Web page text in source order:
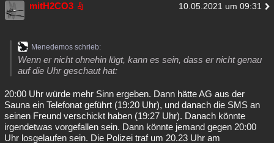
mitH2CO3 10.05.2021 um 09:31
Menedemos schrieb:
Wenn er nicht ohnehin lügt, kann es sein, dass er nicht genau
auf die Uhr geschaut hat:
20:00 Uhr würde mehr Sinn ergeben. Dann hätte AG aus der
Sauna ein Telefonat geführt (19:20 Uhr), und danach die SMS an
seinen Freund verschickt haben (19:27 Uhr). Danach könnte
irgendetwas vorgefallen sein. Dann könnte jemand gegen 20:00
Uhr losgelaufen sein. Die Polizei traf um 20.23 Uhr am